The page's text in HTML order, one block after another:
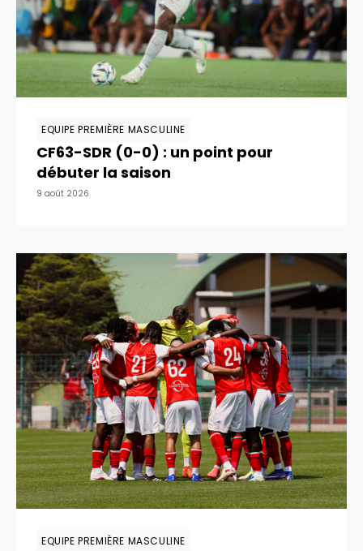
EQUIPE PREMIÈRE MASCULINE
CF63-SDR (0-0) : un point pour
débuter la saison
9 août 2026
EQUIPE PREMIÈRE MASCULINE